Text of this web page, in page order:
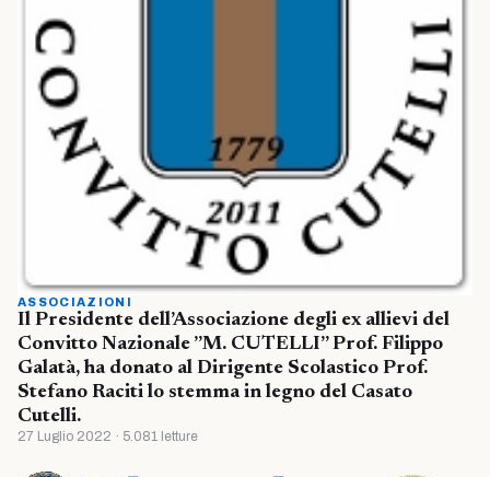
ASSOCIAZIONI
Il Presidente dell’Associazione degli ex allievi del
Convitto Nazionale ”M. CUTELLI” Prof. Filippo
Galatà, ha donato al Dirigente Scolastico Prof.
Stefano Raciti lo stemma in legno del Casato
Cutelli.
27 Luglio 2022 · 5.081 letture